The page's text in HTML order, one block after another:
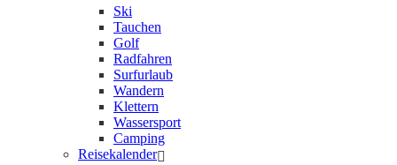
Ski
Tauchen
Golf
Radfahren
Surfurlaub
Wandern
Klettern
Wassersport
Camping
Reisekalender